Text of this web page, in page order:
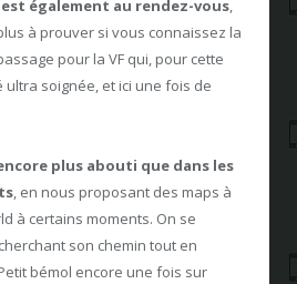
également au rendez-vous,
à prouver si vous connaissez la
pour la VF qui, pour cette
ultra soignée, et ici une fois de
plus abouti que dans les
, en nous proposant des maps à
à certains moments. On se
son chemin tout en
bémol encore une fois sur